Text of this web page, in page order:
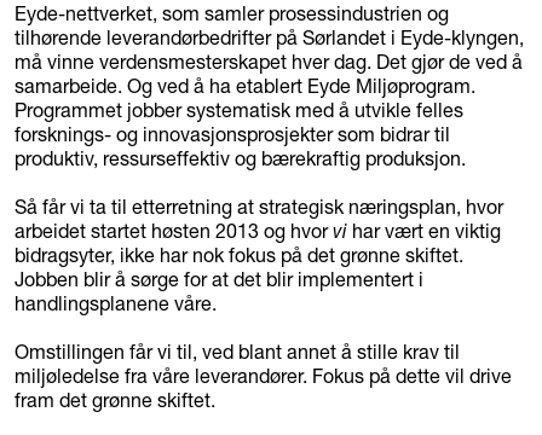
Eyde-nettverket, som samler prosessindustrien og
tilhørende leverandørbedrifter på Sørlandet i Eyde-klyngen,
må vinne verdensmesterskapet hver dag. Det gjør de ved å
samarbeide. Og ved å ha etablert Eyde Miljøprogram.
Programmet jobber systematisk med å utvikle felles
forsknings- og innovasjonsprosjekter som bidrar til
produktiv, ressurseffektiv og bærekraftig produksjon.
Så får vi ta til etterretning at strategisk næringsplan, hvor
arbeidet startet høsten 2013 og hvorvi har vært en viktig
bidragsyter, ikke har nok fokus på det grønne skiftet.
Jobben blir å sørge for at det blir implementert i
handlingsplanene våre.
Omstillingen får vi til, ved blant annet å stille krav til
miljøledelse fra våre leverandører. Fokus på dette vil drive
fram det grønne skiftet.